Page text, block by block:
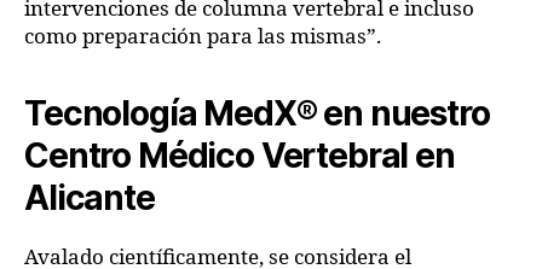
intervenciones de columna vertebral e incluso
como preparación para las mismas”.
Tecnología MedX® en nuestro
Centro Médico Vertebral en
Alicante
Avalado científicamente, se considera el